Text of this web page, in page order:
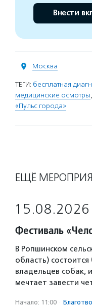
Внести
Москва
ТЕГИ: бесплатная
медицинские осмотры,
«Пульс города»
ЕЩЁ
15.08.2026
Фестиваль
В Ропшинском
область)
владельцев собак,
мечтает завести
Начало: 11:00 ·